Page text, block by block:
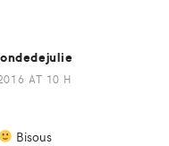
AT 10 H
Bisous